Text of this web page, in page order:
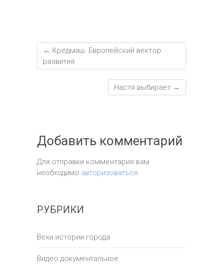
← Кредмаш. Европейский вектор
развития
Настя выбирает →
Добавить комментарий
Для отправки комментария вам
необходимо авторизоваться.
РУБРИКИ
Вехи истории города
Видео документальное